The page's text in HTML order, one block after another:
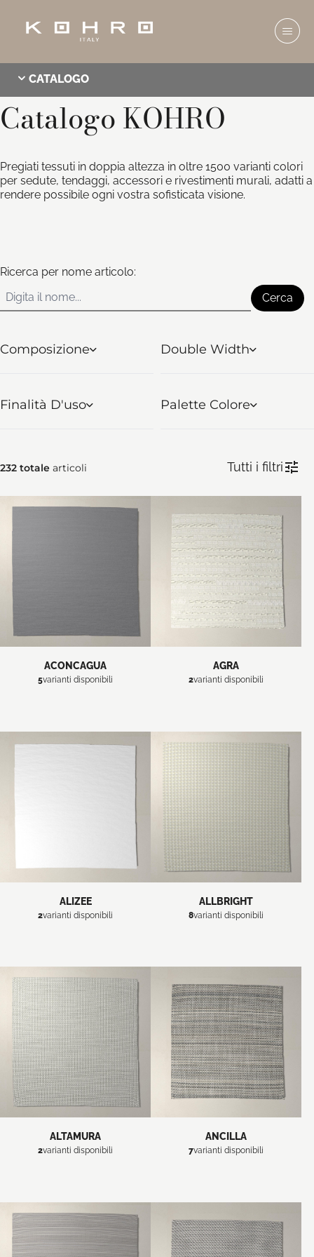
CATALOGO
TORNA AL CATALOGO
Catalogo KOHRO
Pregiati tessuti in doppia altezza in oltre 1500 varianti colori
per sedute, tendaggi, accessori e rivestimenti murali, adatti a
rendere possibile ogni vostra sofisticata visione.
Ricerca per nome articolo:
Cerca
Composizione Double Width
Finalità D'uso Palette Colore
232 totale articoli Tutti i filtri
ACONCAGUA
5varianti disponibili
AGRA
2varianti disponibili
ALIZEE
2varianti disponibili
ALLBRIGHT
8varianti disponibili
ALTAMURA
2varianti disponibili
ANCILLA
7varianti disponibili